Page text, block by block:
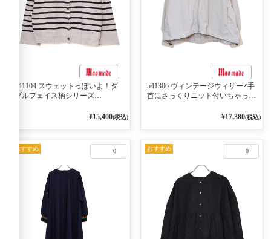
541104 スウェットっぽいよ！ダ
ブルフェイス柄シリーズ
2WAY プルオーバー 101オフベー
¥15,400(税込)
541306 ヴィンテージウィザー×手
首にさっくりニット付いちゃった
¥17,380(税込)
0
おすすめ 0
おすすめ